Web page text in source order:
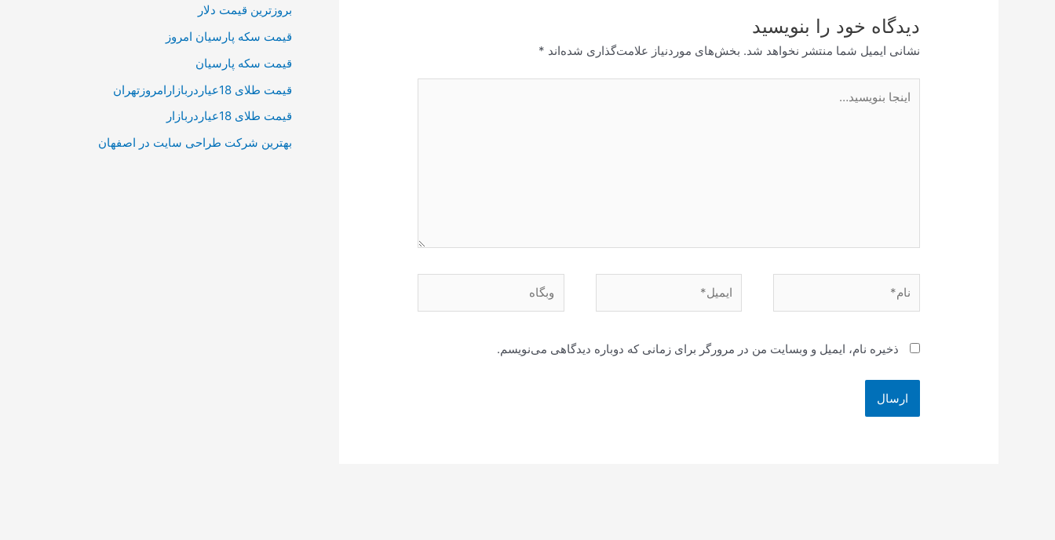
دیدگاه‌ خود را بنویسید
نشانی ایمیل شما منتشر نخواهد شد. بخش‌های موردنیاز علامت‌گذاری شده‌اند *
بنویسید…
ذخیره نام، ایمیل و وبسایت من در مرورگر برای زمانی که دوباره دیدگاهی می‌نویسم.
بروزترین قیمت دلار
قیمت سکه پارسیان امروز
قیمت سکه پارسیان
قیمت طلای 18عیاردربازارامروزتهران
قیمت طلای 18عیاردربازار
بهترین شرکت طراحی سایت در اصفهان